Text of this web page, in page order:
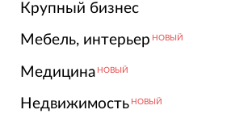
Крупный бизнес
Мебель, интерьер НОВЫЙ
Медицина НОВЫЙ
Недвижимость НОВЫЙ